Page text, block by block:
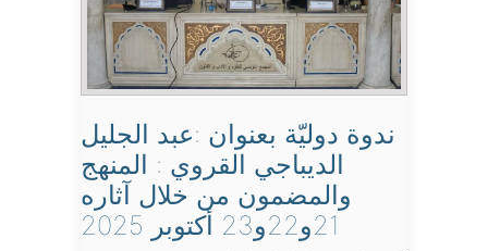
ندوة دوليّة بعنوان :عبد الجليل
الديباجي القروي : المنهج
والمضمون من خلال آثاره
21و22و23 أكتوبر 2025